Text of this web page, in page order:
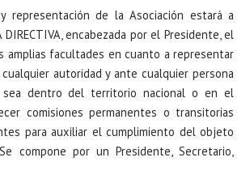
representación de la Asociación estará a
DIRECTIVA, encabezada por el Presidente, el
amplias facultades en cuanto a representar
autoridad y ante cualquier persona
dentro del territorio nacional o en el
comisiones permanentes o transitorias
para auxiliar el cumplimiento del objeto
compone por un Presidente, Secretario,